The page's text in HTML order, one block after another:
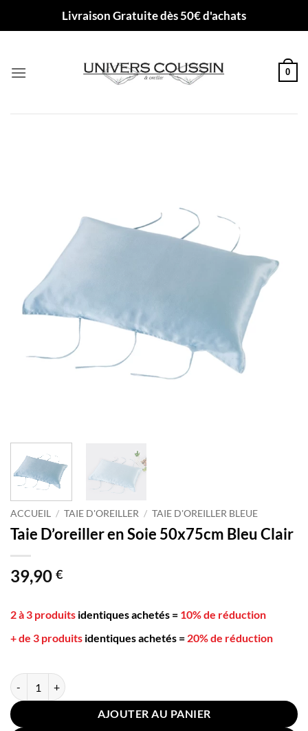
Livraison Gratuite dès 50€ d'achats
0
ACCUEIL / TAIE D'OREILLER / TAIE D'OREILLER BLEUE
Taie D’oreiller en Soie 50x75cm Bleu Clair
39,90 €
2 à 3 produits identiques achetés = 10% de réduction
+ de 3 produits identiques achetés = 20% de réduction
quantité de Taie D'oreiller en Soie 50x75cm Bleu Clair
AJOUTER AU PANIER